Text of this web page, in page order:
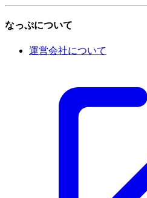
なっぷについて
運営会社について